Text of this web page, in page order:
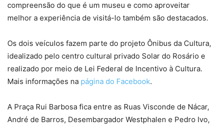
compreensão do que é um museu e como aproveitar
melhor a experiência de visitá-lo também são destacados.
Os dois veículos fazem parte do projeto Ônibus da Cultura,
idealizado pelo centro cultural privado Solar do Rosário e
realizado por meio de Lei Federal de Incentivo à Cultura.
Mais informações na página do Facebook.
A Praça Rui Barbosa fica entre as Ruas Visconde de Nácar,
André de Barros, Desembargador Westphalen e Pedro Ivo,